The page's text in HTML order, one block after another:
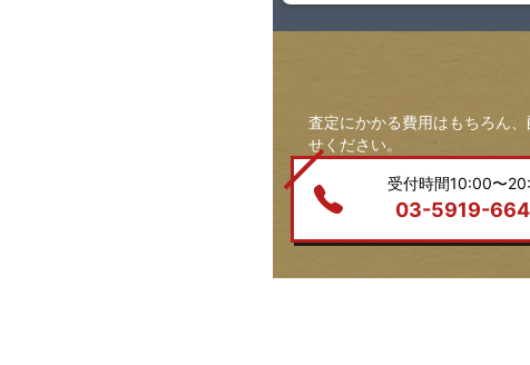
査定にかかる費用はもちろん
せください。
受付時間10:00〜
03-5919-